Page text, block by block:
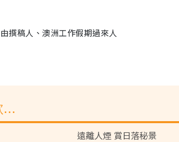
撰稿人、澳洲工作假期過來人
...
遠離人煙 賞日落秘景